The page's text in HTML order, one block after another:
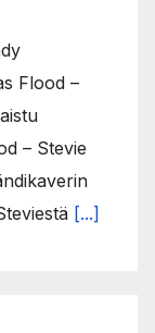
Flood –
– Stevie
[...]